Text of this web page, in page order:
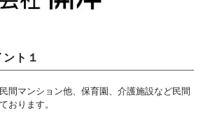
ト１
間マンション他、保育園、介護施設など民間
おります。